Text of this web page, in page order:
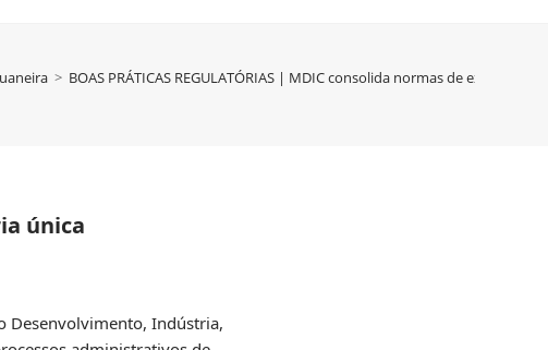
> BOAS PRÁTICAS REGULATÓRIAS | MDIC consolida normas de
única
Desenvolvimento, Indústria,